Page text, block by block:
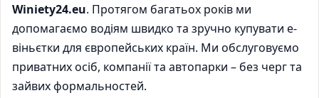
Winiety24.eu. Протягом багатьох років ми
допомагаємо водіям швидко та зручно купувати е-
віньєтки для європейських країн. Ми обслуговуємо
приватних осіб, компанії та автопарки – без черг та
зайвих формальностей.